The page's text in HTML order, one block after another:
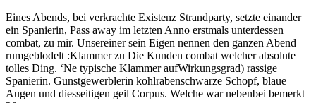
Eines Abends, bei verkrachte Existenz Strandparty, setzte einander
ein Spanierin, Pass away im letzten Anno erstmals unterdessen
combat, zu mir. Unsereiner sein Eigen nennen den ganzen Abend
rumgeblodelt :Klammer zu Die Kunden combat welcher absolute
tolles Ding. ‘Ne typische Klammer aufWirkungsgrad) rassige
Spanierin. Gunstgewerblerin kohlrabenschwarze Schopf, blaue
Augen und diesseitigen geil Corpus. Welche war nebenbei bemerkt